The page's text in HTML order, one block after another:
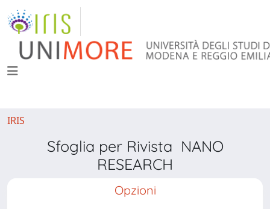
IRIS
Sfoglia per Rivista NANO
RESEARCH
Opzioni